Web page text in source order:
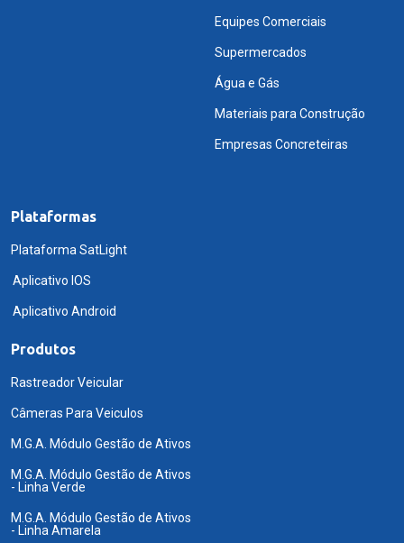
Equipes Comerciais
Supermercados
Água e Gás
Materiais para Construção
Empresas Concreteiras
Plataformas
Plataforma SatLight
Aplicativo IOS
Aplicativo Android
Produtos
Rastreador Veicular
Câmeras Para Veiculos
M.G.A. Módulo Gestão de Ativos
M.G.A. Módulo Gestão de Ativos
- Linha Verde
M.G.A. Módulo Gestão de Ativos
- Linha Amarela